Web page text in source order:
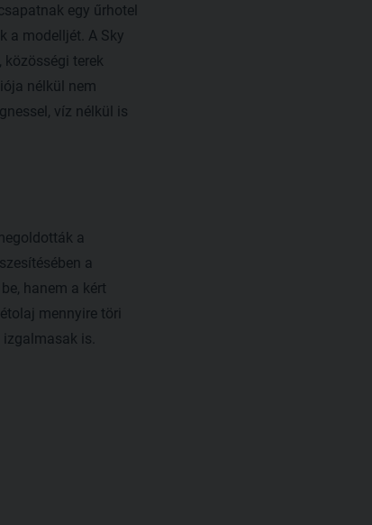
egy űrhotel
a modelljét. A Sky
közösségi terek
nélkül nem
víz nélkül is
a
a
hanem a kért
mennyire töri
is.